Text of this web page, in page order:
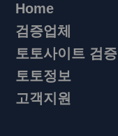
Home
검증업체
토토사이트 검증
토토정보
고객지원